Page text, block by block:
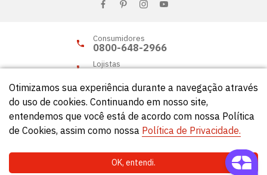
Consumidores
0800-648-2966
Lojistas
© Círculo 2026 - Todos os direitos reservados.
Natela
Otimizamos sua experiência durante a navegação através
do uso de cookies. Continuando em nosso site,
entendemos que você está de acordo com nossa Política
de Cookies, assim como nossa Política de Privacidade.
OK, entendi.